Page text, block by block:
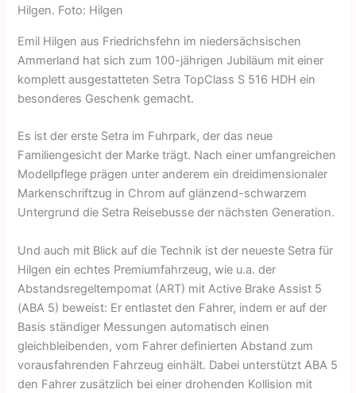
Hilgen. Foto: Hilgen
Emil Hilgen aus Friedrichsfehn im niedersächsischen
Ammerland hat sich zum 100-jährigen Jubiläum mit einer
komplett ausgestatteten Setra TopClass S 516 HDH ein
besonderes Geschenk gemacht.
Es ist der erste Setra im Fuhrpark, der das neue
Familiengesicht der Marke trägt. Nach einer umfangreichen
Modellpflege prägen unter anderem ein dreidimensionaler
Markenschriftzug in Chrom auf glänzend-schwarzem
Untergrund die Setra Reisebusse der nächsten Generation.
Und auch mit Blick auf die Technik ist der neueste Setra für
Hilgen ein echtes Premiumfahrzeug, wie u.a. der
Abstandsregeltempomat (ART) mit Active Brake Assist 5
(ABA 5) beweist: Er entlastet den Fahrer, indem er auf der
Basis ständiger Messungen automatisch einen
gleichbleibenden, vom Fahrer definierten Abstand zum
vorausfahrenden Fahrzeug einhält. Dabei unterstützt ABA 5
den Fahrer zusätzlich bei einer drohenden Kollision mit